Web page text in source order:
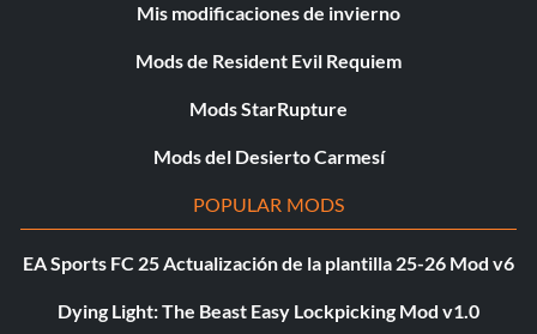
Mis modificaciones de invierno
Mods de Resident Evil Requiem
Mods StarRupture
Mods del Desierto Carmesí
POPULAR MODS
EA Sports FC 25 Actualización de la plantilla 25-26 Mod v6
Dying Light: The Beast Easy Lockpicking Mod v1.0